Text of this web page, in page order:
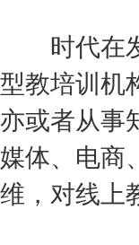
时代在发
型教培训机
亦或者从事
媒体、电商
维，对线上